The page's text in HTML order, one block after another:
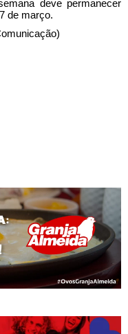
deve permanecer
de março.